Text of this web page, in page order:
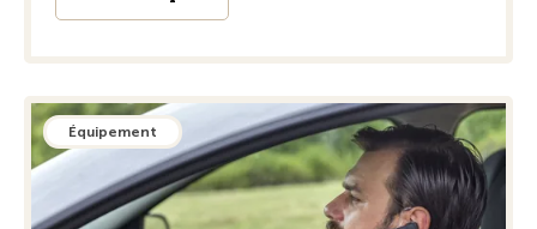
Équipement